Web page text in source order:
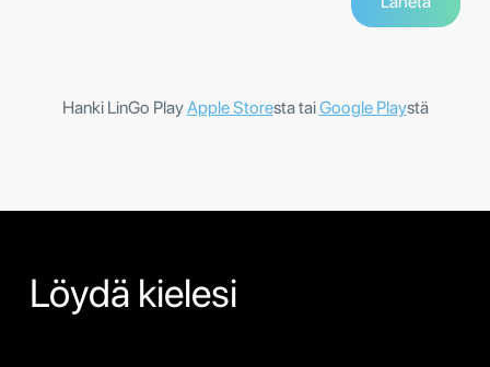
Hanki LinGo PlayApple Storesta taiGoogle Playstä
Löydä kielesi